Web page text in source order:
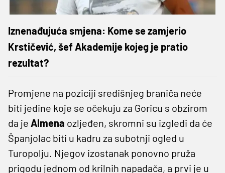
Iznenađujuća smjena: Kome se zamjerio
Krstičević, šef Akademije kojeg je pratio
rezultat?
Promjene na poziciji središnjeg braniča neće
biti jedine koje se očekuju za Goricu s obzirom
da je Almena ozljeđen, skromni su izgledi da će
Španjolac biti u kadru za subotnji ogled u
Turopolju. Njegov izostanak ponovno pruža
prigodu jednom od krilnih napadača, a prvi je u